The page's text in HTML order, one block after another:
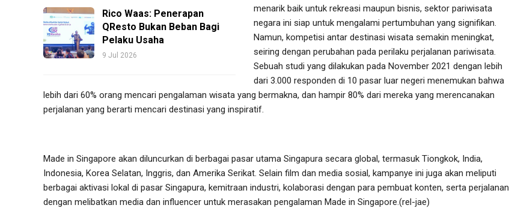
Rico Waas: Penerapan
QResto Bukan Beban Bagi
Pelaku Usaha
9 Jul 2026
menarik baik untuk rekreasi maupun bisnis, sektor pariwisata
negara ini siap untuk mengalami pertumbuhan yang signifikan.
Namun, kompetisi antar destinasi wisata semakin meningkat,
seiring dengan perubahan pada perilaku perjalanan pariwisata.
Sebuah studi yang dilakukan pada November 2021 dengan lebih
dari 3.000 responden di 10 pasar luar negeri menemukan bahwa
lebih dari 60% orang mencari pengalaman wisata yang bermakna, dan hampir 80% dari mereka yang merencanakan
perjalanan yang berarti mencari destinasi yang inspiratif.
Made in Singapore akan diluncurkan di berbagai pasar utama Singapura secara global, termasuk Tiongkok, India,
Indonesia, Korea Selatan, Inggris, dan Amerika Serikat. Selain film dan media sosial, kampanye ini juga akan meliputi
berbagai aktivasi lokal di pasar Singapura, kemitraan industri, kolaborasi dengan para pembuat konten, serta perjalanan
dengan melibatkan media dan influencer untuk merasakan pengalaman Made in Singapore.(rel-jae)